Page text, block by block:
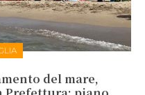
del mare,